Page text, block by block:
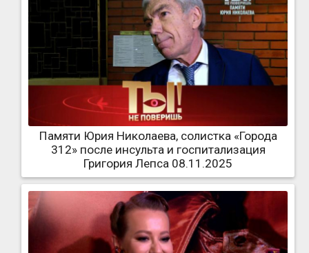
Памяти Юрия Николаева, солистка «Города
312» после инсульта и госпитализация
Григория Лепса 08.11.2025